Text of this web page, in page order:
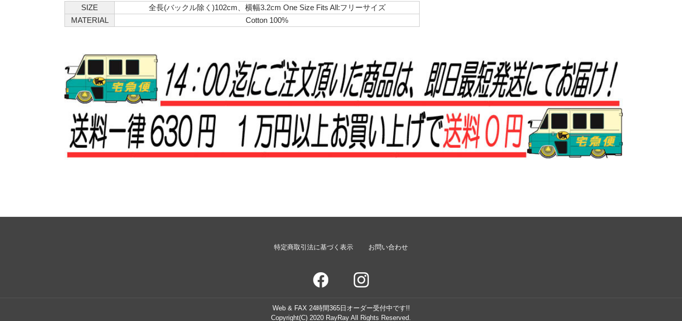
SIZE
全長(バックル除く)102cm、横幅3.2cm One Size Fits All:フリーサイズ
MATERIAL
Cotton 100%
特定商取引法に基づく表示 お問い合わせ
Web & FAX 24時間365日オーダー受付中です!!
Copyright(C) 2020 RayRay All Rights Reserved.